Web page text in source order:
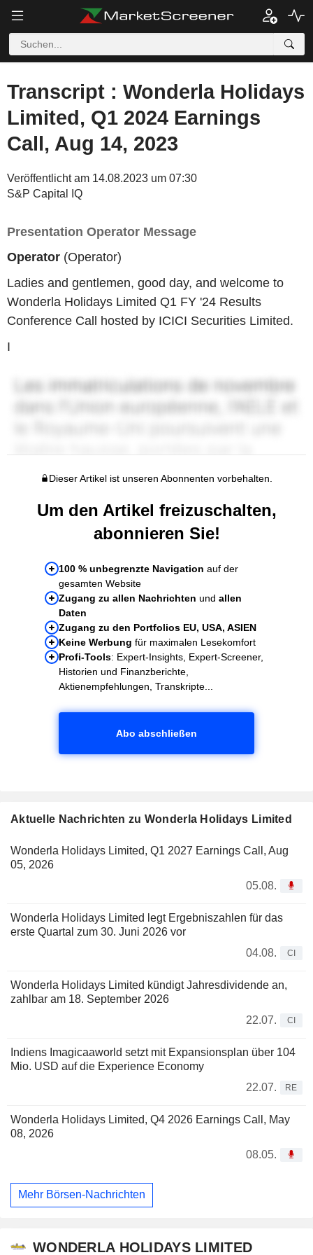
Transcript : Wonderla Holidays
Limited, Q1 2024 Earnings
Call, Aug 14, 2023
Veröffentlicht am 14.08.2023 um 07:30
S&P Capital IQ
Presentation Operator Message
Operator (Operator)
Ladies and gentlemen, good day, and welcome to
Wonderla Holidays Limited Q1 FY '24 Results
Conference Call hosted by ICICI Securities Limited.
I
Dieser Artikel ist unseren Abonnenten vorbehalten.
Um den Artikel freizuschalten,
abonnieren Sie!
100 % unbegrenzte Navigation auf der
gesamten Website
Zugang zu allen Nachrichten und allen
Daten
Zugang zu den Portfolios EU, USA, ASIEN
Keine Werbung für maximalen Lesekomfort
Profi-Tools: Expert-Insights, Expert-Screener,
Historien und Finanzberichte,
Aktienempfehlungen, Transkripte...
Abo abschließen
Aktuelle Nachrichten zu Wonderla Holidays Limited
Wonderla Holidays Limited, Q1 2027 Earnings Call, Aug
05, 2026
05.08.
Wonderla Holidays Limited legt Ergebniszahlen für das
erste Quartal zum 30. Juni 2026 vor
04.08.
CI
Wonderla Holidays Limited kündigt Jahresdividende an,
zahlbar am 18. September 2026
22.07.
CI
Indiens Imagicaaworld setzt mit Expansionsplan über 104
Mio. USD auf die Experience Economy
22.07.
RE
Wonderla Holidays Limited, Q4 2026 Earnings Call, May
08, 2026
08.05.
Mehr Börsen-Nachrichten
WONDERLA HOLIDAYS LIMITED